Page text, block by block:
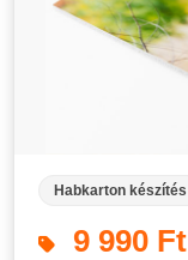
Habkarton készítés
9 990 Ft